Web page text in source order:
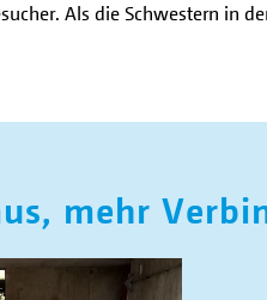
Als die Schwestern in
mehr